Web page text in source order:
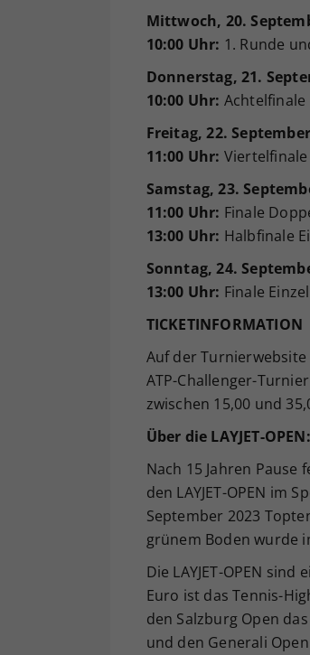
Mittwoch, 20.
10:00 Uhr: 1. Runde
Donnerstag, 21.
10:00 Uhr:
Freitag, 22. September
11:00 Uhr:
Samstag, 23.
11:00 Uhr: Finale
13:00 Uhr: Halbfinale
Sonntag, 24.
13:00 Uhr: Finale Einzel
TICKETINFORMATION
Auf der
ATP-Challenger-
zwischen 15,00 und
Über die LAYJET-OPEN:
Nach 15 Jahren Pause
den LAYJET-OPEN im
September 2023
grünem Boden wurde
Die LAYJET-OPEN
Euro ist das Tennis-
den Salzburg Open
und den Generali